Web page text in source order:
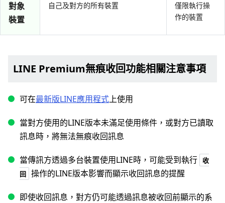
對象
裝置
自己及對方的所有裝置
僅限執行操
作的裝置
LINE Premium無痕收回功能相關注意事項
可在最新版LINE應用程式上使用
當對方使用的LINE版本未滿足使用條件，或對方已讀取
訊息時，將無法無痕收回訊息
當傳訊方透過多台裝置使用LINE時，可能受到執行 收
回 操作的LINE版本影響而顯示收回訊息的提醒
即使收回訊息，對方仍可能透過訊息被收回前顯示的系